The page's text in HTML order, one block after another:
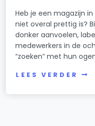
Heb je een magazijn
niet overal prettig is?
donker aanvoelen,
medewerkers in de
“zoeken” met hun
LEES VERDER